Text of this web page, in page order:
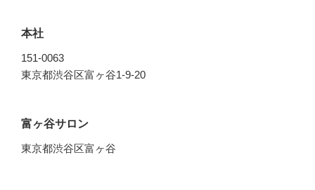
本社
151-0063
東京都渋谷区富ヶ谷1-9-20
富ヶ谷サロン
東京都渋谷区富ヶ谷